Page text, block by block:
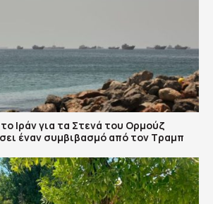
Ιράν για τα Στενά του Ορμούζ
έναν συμβιβασμό από τον Τραμπ